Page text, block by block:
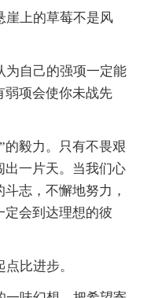
上的草莓不是风
自己的强项一定能
弱项会使你未战先
毅力。只有不畏艰
出一片天。当我们心
志，不懈地努力，
定会到达理想的彼
比进步。